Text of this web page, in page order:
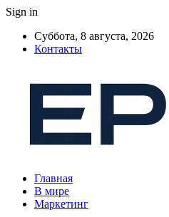
Sign in
Суббота, 8 августа, 2026
Контакты
Главная
В мире
Маркетинг